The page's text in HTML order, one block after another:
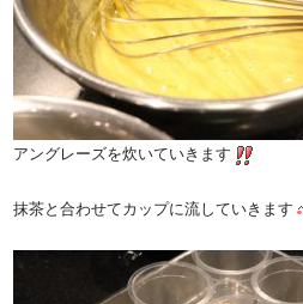
アングレーズを炊いていきます
抹茶と合わせてカップに流していきます